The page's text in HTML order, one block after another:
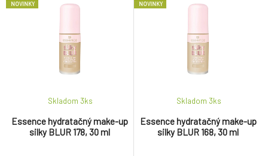
soft-focus efekt, ktorý
nedokonalosti a dodať pleti
upravený, ale stále prirodzený
vzhľad. Hedvábne tekutá
textura sa ľahko rozotiera, pô
zároveň jej dodáva jemný soft-
zjednotený vzhľad. Hedvábna
tekutá textura sa ľahko nanáša
a umožňuje postupne vrstviť
krytie podľa potr
NOVINKY
Essence hydratačný make-up
silky BLUR 178, 30 ml
Skladom 3ks
NOVINKY
Essence hydratačný make-up
silky BLUR 168, 30 ml
Skladom 3ks